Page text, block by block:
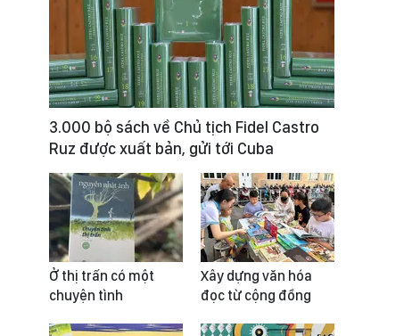
3.000 bộ sách về Chủ tịch Fidel Castro
Ruz được xuất bản, gửi tới Cuba
Ở thị trấn có một
chuyện tình
Xây dựng văn hóa
đọc từ cộng đồng